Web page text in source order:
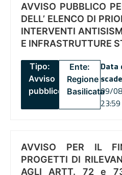
AVVISO PUBBLICO
DELL’ ELENCO DI
INTERVENTI
E INFRASTRUTTURE
Tipo:
Avviso
pubblico
Ente:
Regione
Basilicata
Data
09/
23:59
AVVISO PER IL
PROGETTI DI
AGLI ARTT. 72 e